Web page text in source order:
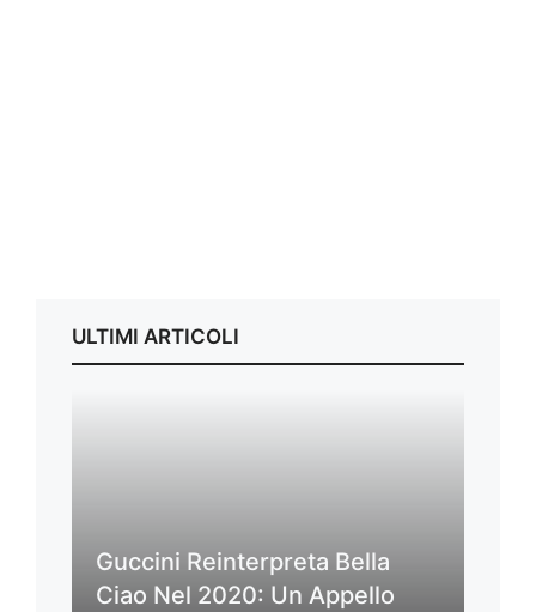
ULTIMI ARTICOLI
Guccini Reinterpreta Bella
Ciao Nel 2020: Un Appello